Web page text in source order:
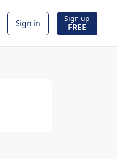
Sign in Sign up
FREE